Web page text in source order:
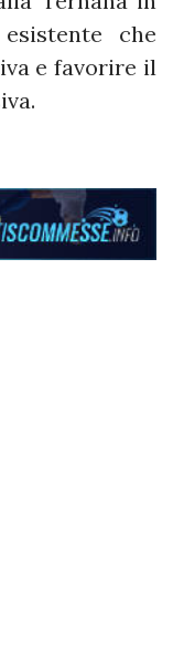
che
e favorire il